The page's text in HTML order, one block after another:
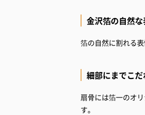
金沢箔の自然
箔の自然に割れる
細部にまでこ
扇骨には箔一のオ
す。